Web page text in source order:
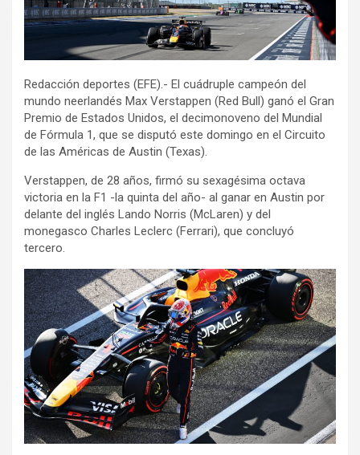
Redacción deportes (EFE).- El cuádruple campeón del
mundo neerlandés Max Verstappen (Red Bull) ganó el Gran
Premio de Estados Unidos, el decimonoveno del Mundial
de Fórmula 1, que se disputó este domingo en el Circuito
de las Américas de Austin (Texas).
Verstappen, de 28 años, firmó su sexagésima octava
victoria en la F1 -la quinta del año- al ganar en Austin por
delante del inglés Lando Norris (McLaren) y del
monegasco Charles Leclerc (Ferrari), que concluyó
tercero.